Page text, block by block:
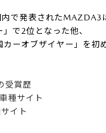
で発表されたMAZDA3
で2位となった他、
カーオブザイヤー」を初
受賞歴
種サイト
イト